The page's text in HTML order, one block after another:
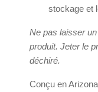
stockage et
Ne pas laisser
produit. Jeter le
déchiré.
Conçu en